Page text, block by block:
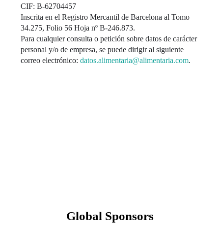
CIF: B-62704457
Inscrita en el Registro Mercantil de Barcelona al Tomo
34.275, Folio 56 Hoja nº B-246.873.
Para cualquier consulta o petición sobre datos de carácter
personal y/o de empresa, se puede dirigir al siguiente
correo electrónico:datos.alimentaria@alimentaria.com.
Global Sponsors